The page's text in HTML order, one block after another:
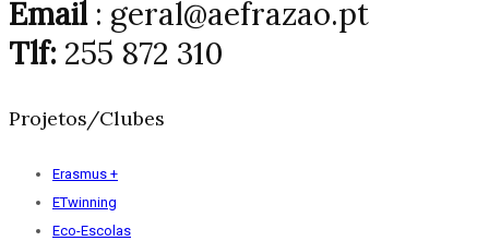
Email: geral@aefrazao.pt
Tlf: 255 872 310
Projetos/Clubes
Erasmus +
ETwinning
Eco-Escolas